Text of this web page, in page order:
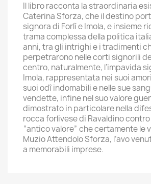
Il libro racconta la straordinaria
Caterina Sforza, che il destino
signora di Forlì e Imola, e insieme
trama complessa della politica
anni, tra gli intrighi e i tradimenti
perpetrarono nelle corti signorili
centro, naturalmente, l’impavida
Imola, rappresentata nei suoi
suoi odî indomabili e nelle sue
vendette, infine nel suo valore
dimostrato in particolare nella
rocca forlivese di Ravaldino contro
“antico valore” che certamente le
Muzio Attendolo Sforza, l’avo
a memorabili imprese.